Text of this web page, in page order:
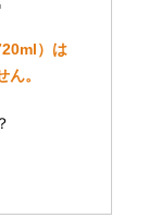
）は
。